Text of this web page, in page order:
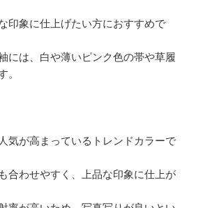
印象に仕上げたい方におすすめで
には、白や薄いピンク色の帯や草履
。
気が高まっているトレンドカラーで
合わせやすく、上品な印象に仕上が